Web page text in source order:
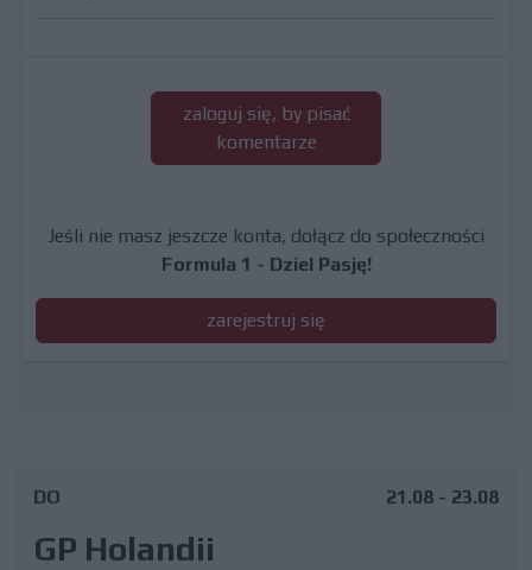
zaloguj się, by pisać
komentarze
Jeśli nie masz jeszcze konta, dołącz do społeczności
Formula 1 - Dziel Pasję!
zarejestruj się
DO
GP Holandii
21.08 - 23.08